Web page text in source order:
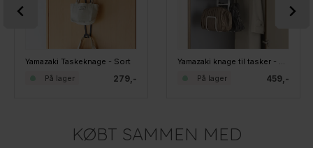
Yamazaki Taskeknage - Sort
279,-
På lager 459,-
På lager
KØBT SAMMEN MED